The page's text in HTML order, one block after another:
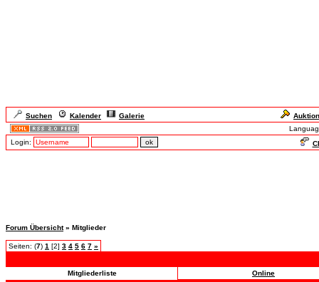
Suchen Kalender Galerie
Login:
Forum Übersicht» Mitglieder
Seiten: (7) 1 [2] 3 4 5 6 7 »
Mitgliederliste Online